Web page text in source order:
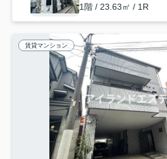
1階 / 23.63㎡ / 1R
賃貸マンション